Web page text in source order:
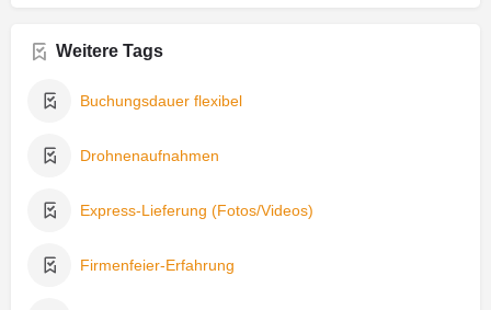
Weitere Tags
Buchungsdauer flexibel
Drohnenaufnahmen
Express-Lieferung (Fotos/Videos)
Firmenfeier-Erfahrung